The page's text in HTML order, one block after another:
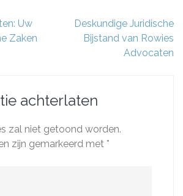
Uw
Zaken
Deskundige Juridische
Bijstand van Rowies
Advocaten
achterlaten
zal niet getoond worden.
zijn gemarkeerd met *